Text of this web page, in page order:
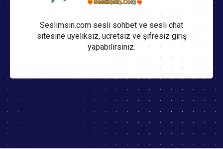
Seslimsin.com sesli sohbet ve sesli chat
sitesine üyeliksiz, ücretsiz ve şifresiz giriş
yapabilirsiniz.